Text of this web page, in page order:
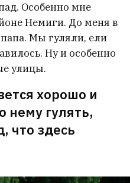
Особенно мне
Немиги. До меня в
Мы гуляли, ели
Ну и особенно
улицы.
хорошо и
нему гулять,
что здесь